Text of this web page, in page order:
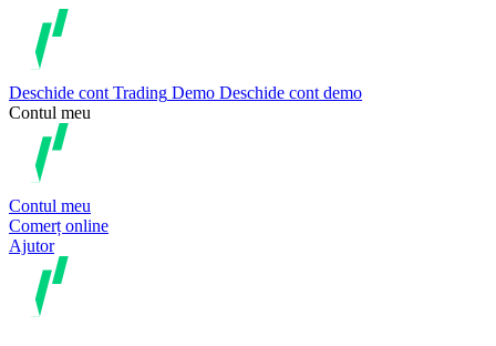
Deschide cont Trading Demo Deschide cont demo
Contul meu
Contul meu
Comerț online
Ajutor